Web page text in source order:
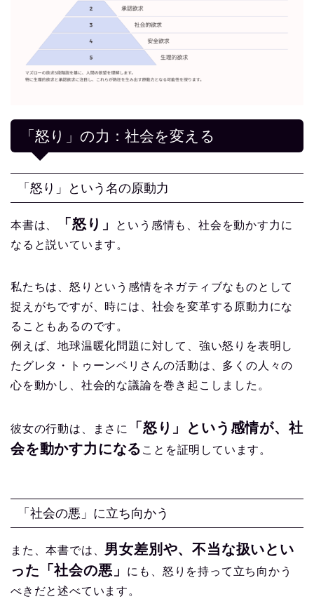
「怒り」の力：社会を変える
「怒り」という名の原動力
本書は、 「怒り」
という感情も、社会を動かす力に
なると説いています。
私たちは、怒りという感情をネガティブなものとして
捉えがちですが、時には、社会を変革する原動力にな
ることもあるのです。
例えば、地球温暖化問題に対して、強い怒りを表明し
たグレタ・トゥーンベリさんの活動は、多くの人々の
心を動かし、社会的な議論を巻き起こしました。
彼女の行動は、まさに
「怒り」という感情が、社
会を動かす力になる ことを証明しています。
「社会の悪」に立ち向かう
また、本書では、 男女差別や、不当な扱いとい
った「社会の悪」
にも、怒りを持って立ち向かう
べきだと述べています。